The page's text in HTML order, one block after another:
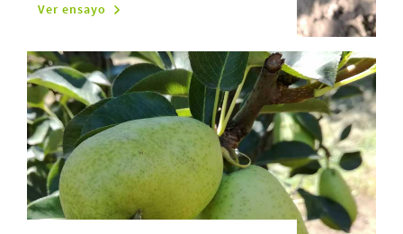
Ver ensayo